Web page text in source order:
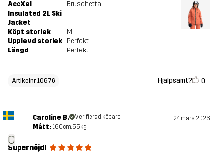
AccXel
Insulated 2L Ski
Jacket
Bruschetta
Köpt storlek
M
Upplevd storlek Perfekt
Längd
Perfekt
Artikelnr 10676 Hjälpsamt? 0
C
Caroline B. Verifierad köpare 24 mars 2026
Mått: 160cm, 55kg
Supernöjd!